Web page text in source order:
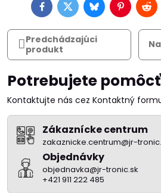
FacebookTwitterBlueskyPinterest
Predchádzajúci
produkt
Potrebujete
Kontaktujte nás cez Kontaktný
Zákaznícke centrum
zakaznicke.centrum@jr-
Objednávky
objednavka@jr-tronic.sk
+421 911 222 485